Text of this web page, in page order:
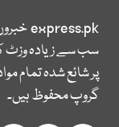
express.pk
سب سے زیادہ وزٹ
پر شائع شدہ تمام
گروپ محفوظ ہیں۔